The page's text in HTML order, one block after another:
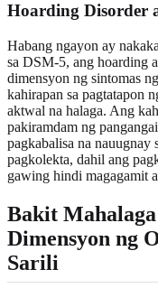
Hoarding Disorder
Habang ngayon ay
sa DSM-5, ang hoarding
dimensyon ng sintomas
kahirapan sa pagtatapon
aktwal na halaga. Ang
pakiramdam ng
pagkabalisa na nauugnay
pagkolekta, dahil ang
gawing hindi magagamit
Bakit Mahalaga
Dimensyon ng
Sarili